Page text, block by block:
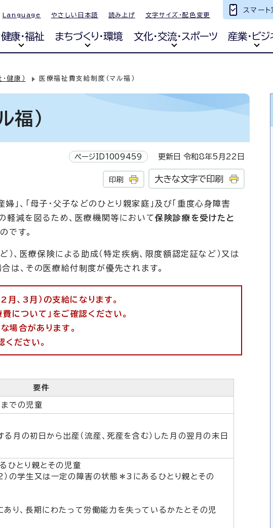
Language やさしい日本語 読み上げ 文字サイズ・配色変更
スマート
健康・福祉 まちづくり・環境 文化・交流・スポーツ 産業・ビジ
健康） 医療福祉費支給制度（マル福）
福）
ページID1009459 更新日 令和8年5月22日
印刷 大きな文字で印刷
婦」、「母子・父子などのひとり親家庭」及び「重度心身障害
軽減を図るため、医療機関等において保険診療を受けたと
です。
）、医療保険による助成（特定疾病、限度額認定証など）又は
は、その医療給付制度が優先されます。
、3月）の支給になります。
について」をご確認ください。
場合があります。
ください。
要件
での児童
月の初日から出産（流産、死産を含む）した月の翌月の末日
ひとり親とその児童
の学生又は一定の障害の状態＊3にあるひとり親とその
あり、長期にわたって労働能力を失っているかたとその児